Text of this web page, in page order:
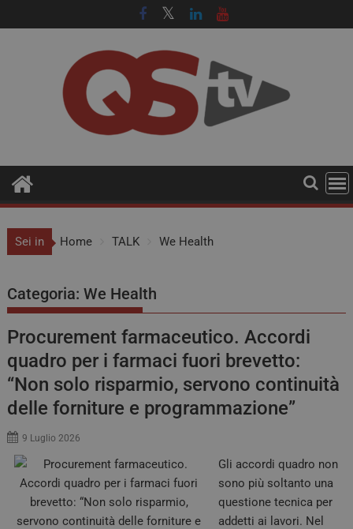
Sei in Home TALK We Health
Categoria:We Health
Procurement farmaceutico. Accordi
quadro per i farmaci fuori brevetto:
“Non solo risparmio, servono continuità
delle forniture e programmazione”
9 Luglio 2026
Gli accordi quadro non
sono più soltanto una
questione tecnica per
addetti ai lavori. Nel